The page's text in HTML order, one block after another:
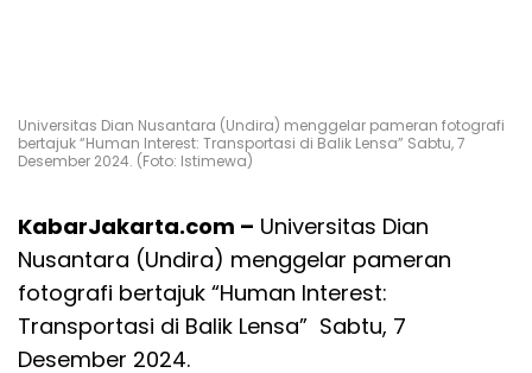
Universitas Dian Nusantara (Undira) menggelar pameran fotografi
bertajuk “Human Interest: Transportasi di Balik Lensa” Sabtu, 7
Desember 2024. (Foto: Istimewa)
KabarJakarta.com – Universitas Dian
Nusantara (Undira) menggelar pameran
fotografi bertajuk “Human Interest:
Transportasi di Balik Lensa” Sabtu, 7
Desember 2024.